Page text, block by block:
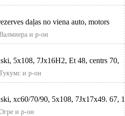
daļas no viena auto, motors
komplektā, n
и р-он
5x108, 7Jx16H2, Et 48, centrs 70,
Kba47687. K
и р-он
xc60/70/90, 5x108, 7Jx17x49. 67, 1
bez defektie
и р-он